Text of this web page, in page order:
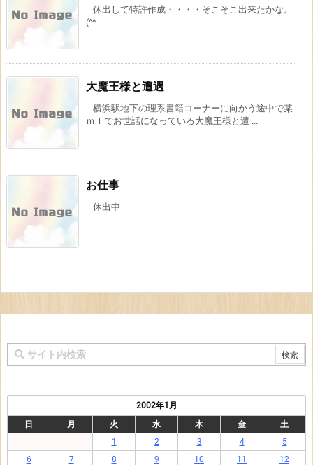
休出して特許作成・・・・そこそこ出来たかな。
(^^
大魔王様と遭遇
横浜駅地下の理系書籍コーナーに向かう途中で某
ｍｌでお世話になっている大魔王様と遭 ...
お仕事
休出中
2002年1月
日
月 火 水 木 金
土
1
2 3 4
5
6
7 8 9 10 11
12